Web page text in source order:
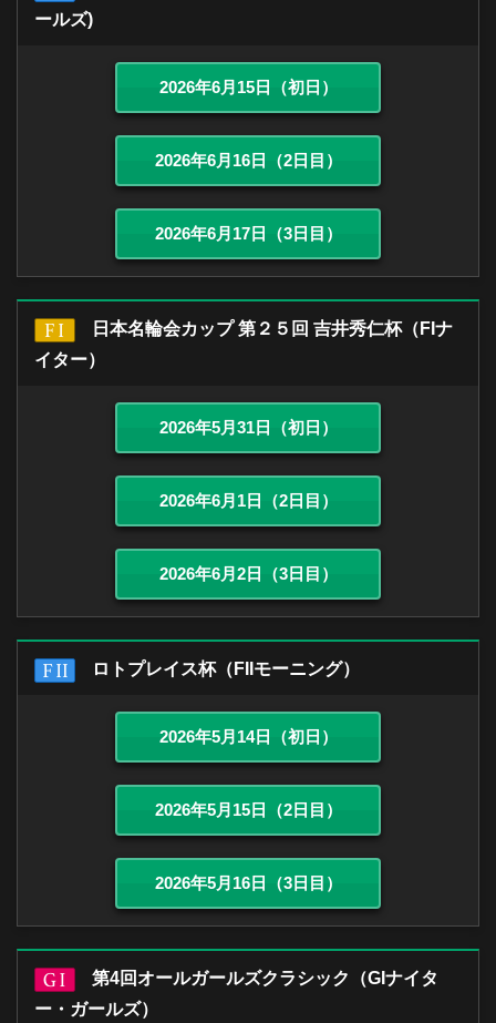
ールズ)
2026年6月15日（初日）
2026年6月16日（2日目）
2026年6月17日（3日目）
日本名輪会カップ 第２５回 吉井秀仁杯（FIナ
イター）
2026年5月31日（初日）
2026年6月1日（2日目）
2026年6月2日（3日目）
ロトプレイス杯（FIIモーニング）
2026年5月14日（初日）
2026年5月15日（2日目）
2026年5月16日（3日目）
第4回オールガールズクラシック（GIナイタ
ー・ガールズ）